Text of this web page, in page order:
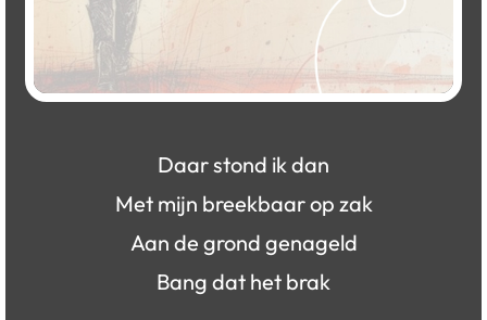
Daar stond ik dan
Met mijn breekbaar op zak
Aan de grond genageld
Bang dat het brak